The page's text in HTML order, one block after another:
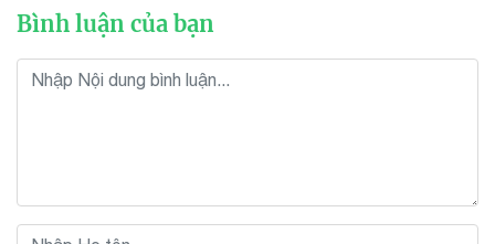
Bình luận của bạn